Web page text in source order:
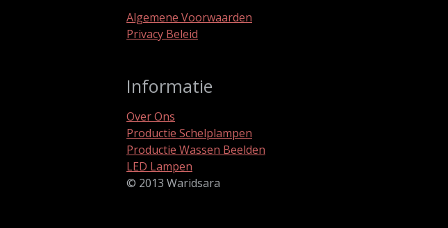
Algemene Voorwaarden
Privacy Beleid
Informatie
Over Ons
Productie Schelplampen
Productie Wassen Beelden
LED Lampen
© 2013 Waridsara